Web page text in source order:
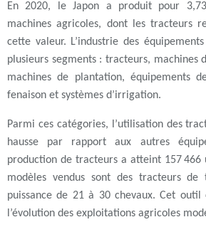
En 2020, le Japon a produit pour
machines agricoles, dont les tracteurs
cette valeur. L’industrie des
plusieurs segments : tracteurs, machines
machines de plantation, équipements
fenaison et systèmes d’irrigation.
Parmi ces catégories, l’utilisation des
hausse par rapport aux autres
production de tracteurs a atteint 157 466
modèles vendus sont des tracteurs de
puissance de 21 à 30 chevaux. Cet outil
l’évolution des exploitations agricoles